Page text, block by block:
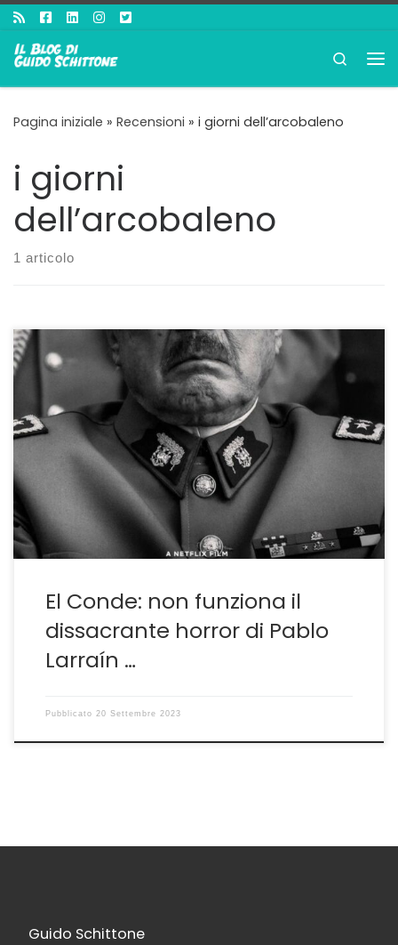
Passa al contenuto
Search
Pagina iniziale » Recensioni » i giorni dell’arcobaleno
i giorni
dell’arcobaleno
1 articolo
L’eredità di una dittatura sotto forma di allegoria
PABLO LARRAÍN ritorna a parlare del suo Cile ne El
Conde, il film a cui è stato attribuito il premio per la
sceneggiatura alla recente mostra veneziana. Lo fa
come nelle sue migliori tradizioni riflettendo più sulle
conseguenze di ciò che è […]
El Conde: non funziona il
dissacrante horror di Pablo
Larraín …
Pubblicato 20 Settembre 2023
Guido Schittone